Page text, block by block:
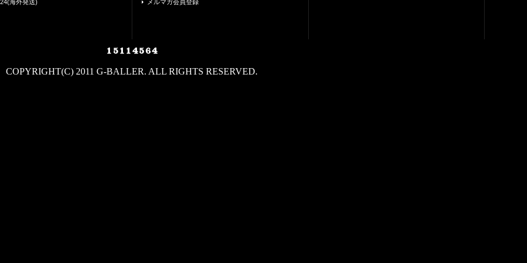
海外発送) メルマガ会員登録
COPYRIGHT(C) 2011 G-BALLER. ALL RIGHTS RESERVED.